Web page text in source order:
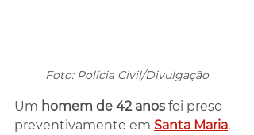
Foto: Polícia Civil/Divulgação
Um homem de 42 anos foi preso
preventivamente em Santa Maria,